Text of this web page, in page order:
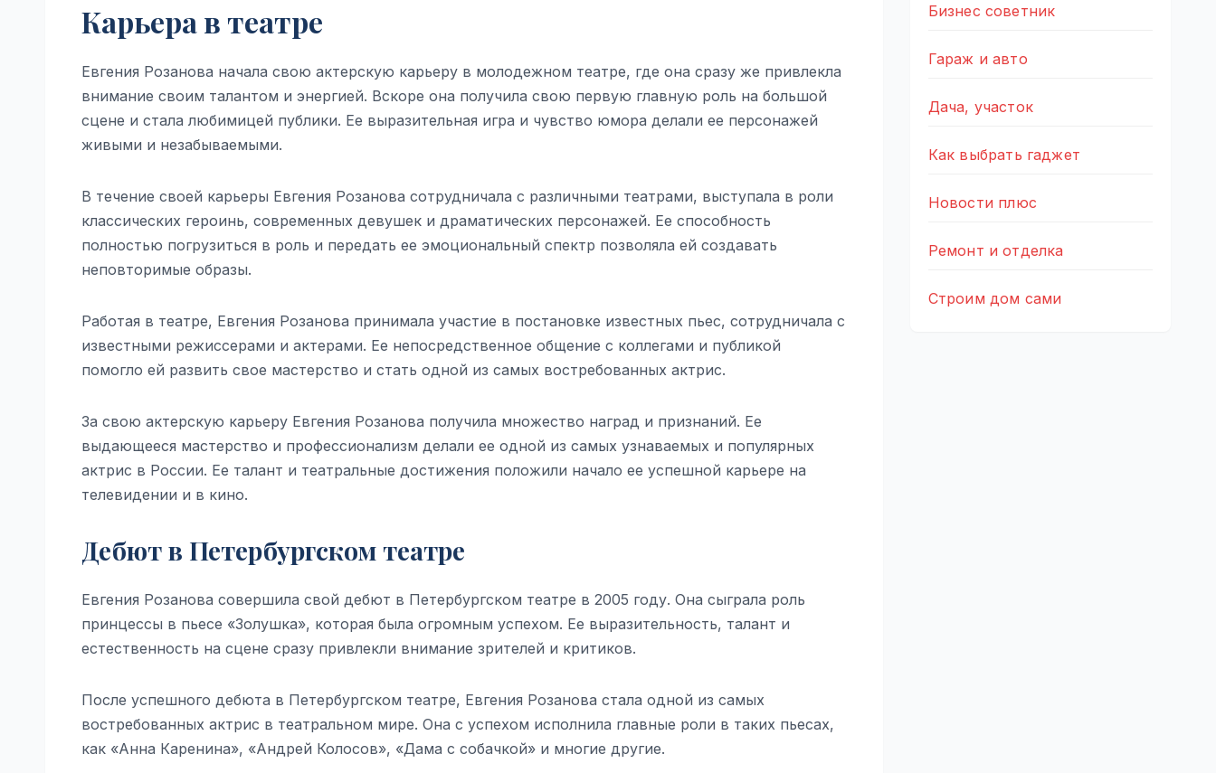
Карьера в театре
Евгения Розанова начала свою актерскую карьеру в молодежном театре, где она сразу же привлекла
внимание своим талантом и энергией. Вскоре она получила свою первую главную роль на большой
сцене и стала любимицей публики. Ее выразительная игра и чувство юмора делали ее персонажей
живыми и незабываемыми.
В течение своей карьеры Евгения Розанова сотрудничала с различными театрами, выступала в роли
классических героинь, современных девушек и драматических персонажей. Ее способность
полностью погрузиться в роль и передать ее эмоциональный спектр позволяла ей создавать
неповторимые образы.
Работая в театре, Евгения Розанова принимала участие в постановке известных пьес, сотрудничала с
известными режиссерами и актерами. Ее непосредственное общение с коллегами и публикой
помогло ей развить свое мастерство и стать одной из самых востребованных актрис.
За свою актерскую карьеру Евгения Розанова получила множество наград и признаний. Ее
выдающееся мастерство и профессионализм делали ее одной из самых узнаваемых и популярных
актрис в России. Ее талант и театральные достижения положили начало ее успешной карьере на
телевидении и в кино.
Дебют в Петербургском театре
Евгения Розанова совершила свой дебют в Петербургском театре в 2005 году. Она сыграла роль
принцессы в пьесе «Золушка», которая была огромным успехом. Ее выразительность, талант и
естественность на сцене сразу привлекли внимание зрителей и критиков.
После успешного дебюта в Петербургском театре, Евгения Розанова стала одной из самых
востребованных актрис в театральном мире. Она с успехом исполнила главные роли в таких пьесах,
как «Анна Каренина», «Андрей Колосов», «Дама с собачкой» и многие другие.
Бизнес советник
Гараж и авто
Дача, участок
Как выбрать гаджет
Новости плюс
Ремонт и отделка
Строим дом сами